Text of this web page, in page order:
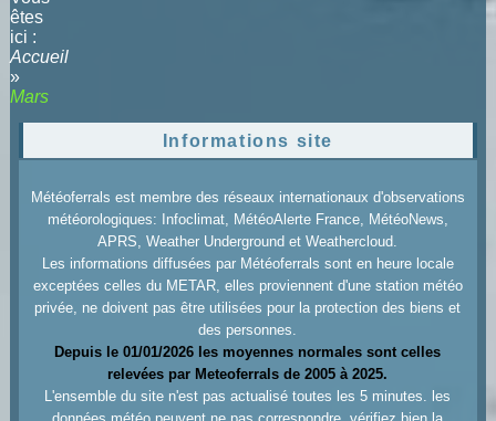
êtes
ici :
Accueil
»
Mars
Informations site
Météoferrals est membre des réseaux internationaux d'observations
météorologiques: Infoclimat, MétéoAlerte France, MétéoNews,
APRS, Weather Underground et Weathercloud.
Les informations diffusées par Météoferrals sont en heure locale
exceptées celles du METAR, elles proviennent d'une station météo
privée, ne doivent pas être utilisées pour la protection des biens et
des personnes.
Depuis le 01/01/2026 les moyennes normales sont celles
relevées par Meteoferrals de 2005 à 2025.
L'ensemble du site n'est pas actualisé toutes les 5 minutes. les